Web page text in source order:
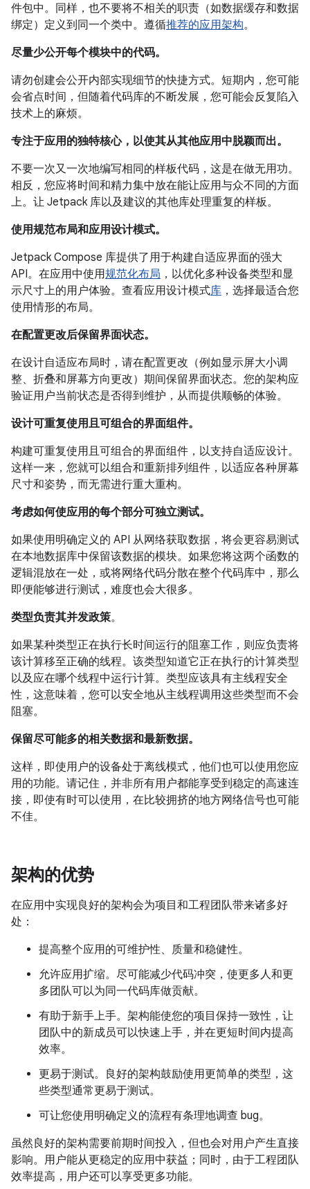
件包中。同样，也不要将不相关的职责（如数据缓存和数据
绑定）定义到同一个类中。遵循推荐的应用架构。
尽量少公开每个模块中的代码。
请勿创建会公开内部实现细节的快捷方式。短期内，您可能
会省点时间，但随着代码库的不断发展，您可能会反复陷入
技术上的麻烦。
专注于应用的独特核心，以使其从其他应用中脱颖而出。
不要一次又一次地编写相同的样板代码，这是在做无用功。
相反，您应将时间和精力集中放在能让应用与众不同的方面
上。让 Jetpack 库以及建议的其他库处理重复的样板。
使用规范布局和应用设计模式。
Jetpack Compose 库提供了用于构建自适应界面的强大
API。在应用中使用规范化布局 ，以优化多种设备类型和显
示尺寸上的用户体验。查看应用设计模式库 ，选择最适合您
使用情形的布局。
在配置更改后保留界面状态。
在设计自适应布局时，请在配置更改（例如显示屏大小调
整、折叠和屏幕方向更改）期间保留界面状态。您的架构应
验证用户当前状态是否得到维护，从而提供顺畅的体验。
设计可重复使用且可组合的界面组件。
构建可重复使用且可组合的界面组件，以支持自适应设计。
这样一来，您就可以组合和重新排列组件，以适应各种屏幕
尺寸和姿势，而无需进行重大重构。
考虑如何使应用的每个部分可独立测试。
如果使用明确定义的 API 从网络获取数据，将会更容易测试
在本地数据库中保留该数据的模块。如果您将这两个函数的
逻辑混放在一处，或将网络代码分散在整个代码库中，那么
即便能够进行测试，难度也会大很多。
类型负责其并发政策。
如果某种类型正在执行长时间运行的阻塞工作，则应负责将
该计算移至正确的线程。该类型知道它正在执行的计算类型
以及应在哪个线程中运行计算。类型应该具有主线程安全
性，这意味着，您可以安全地从主线程调用这些类型而不会
阻塞。
保留尽可能多的相关数据和最新数据。
这样，即使用户的设备处于离线模式，他们也可以使用您应
用的功能。请记住，并非所有用户都能享受到稳定的高速连
接，即使有时可以使用，在比较拥挤的地方网络信号也可能
不佳。
架构的优势
在应用中实现良好的架构会为项目和工程团队带来诸多好
处：
提高整个应用的可维护性、质量和稳健性。
允许应用扩缩。尽可能减少代码冲突，使更多人和更
多团队可以为同一代码库做贡献。
有助于新手上手。架构能使您的项目保持一致性，让
团队中的新成员可以快速上手，并在更短时间内提高
效率。
更易于测试。良好的架构鼓励使用更简单的类型，这
些类型通常更易于测试。
可让您使用明确定义的流程有条理地调查 bug。
虽然良好的架构需要前期时间投入，但也会对用户产生直接
影响。用户能从更稳定的应用中获益；同时，由于工程团队
效率提高，用户还可以享受更多功能。